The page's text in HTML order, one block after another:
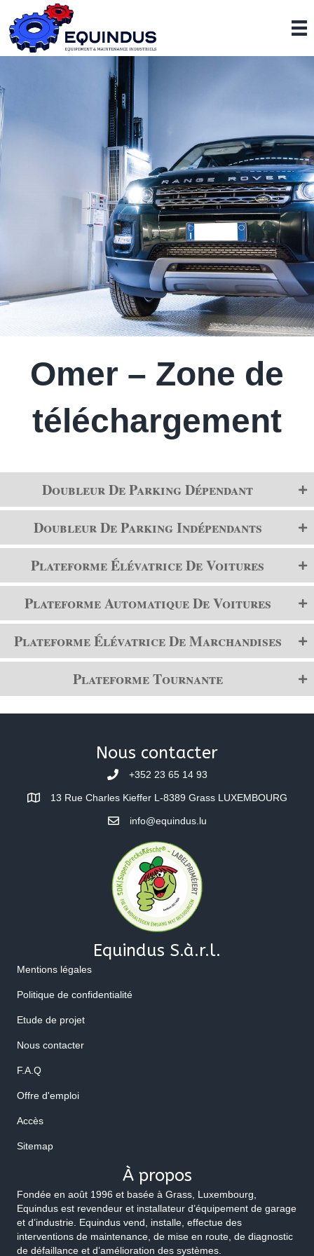
Omer – Zone de
téléchargement
Doubleur De Parking Dépendant
Doubleur De Parking Indépendants
Plateforme Élévatrice De Voitures
Plateforme Automatique De Voitures
Plateforme Élévatrice De Marchandises
Plateforme Tournante
Nous contacter
+352 23 65 14 93
13 Rue Charles Kieffer L-8389 Grass LUXEMBOURG
info@equindus.lu
Equindus S.à.r.l.
Mentions légales
Politique de confidentialité
Etude de projet
Nous contacter
F.A.Q
Offre d'emploi
Accès
Sitemap
À propos
Fondée en août 1996 et basée à Grass, Luxembourg,
Equindus est revendeur et installateur d’équipement de garage
et d’industrie. Equindus vend, installe, effectue des
interventions de maintenance, de mise en route, de diagnostic
de défaillance et d’amélioration des systèmes.